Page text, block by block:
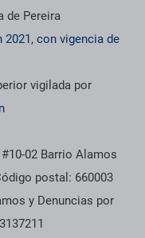
de Pereira
con vigencia de
vigilada por
#10-02 Barrio Alamos
postal: 660003
y Denuncias por